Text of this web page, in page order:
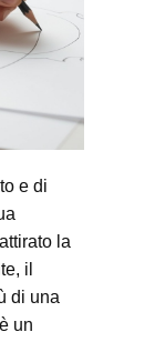
e di
la
il
di una
un